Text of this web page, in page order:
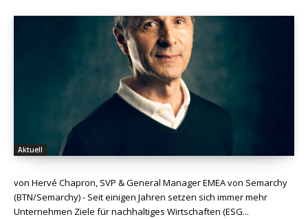
Aktuell
von Hervé Chapron, SVP & General Manager EMEA von Semarchy
(BTN/Semarchy) - Seit einigen Jahren setzen sich immer mehr
Unternehmen Ziele für nachhaltiges Wirtschaften (ESG...